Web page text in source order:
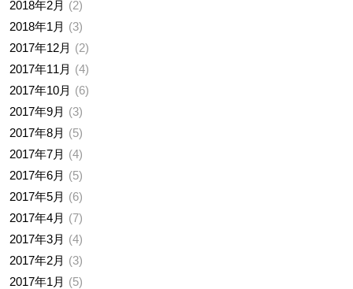
2018年2月
2
2018年1月
3
2017年12月
2
2017年11月
4
2017年10月
6
2017年9月
3
2017年8月
5
2017年7月
4
2017年6月
5
2017年5月
6
2017年4月
7
2017年3月
4
2017年2月
3
2017年1月
5